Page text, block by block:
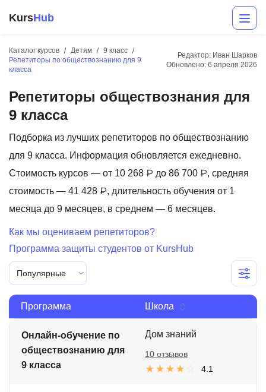
KursHub
Каталог курсов Детям
9 класс
Репетиторы по обществознанию для 9
класса
Редактор: Иван Шарков
Обновлено: 6 апреля 2026
Репетиторы обществознания для
9 класса
Подборка из лучших репетиторов по обществознанию
для 9 класса. Информация обновляется ежедневно.
Стоимость курсов — от 10 268 ₽ до 86 700 ₽, средняя
стоимость — 41 428 ₽, длительность обучения от 1
месяца до 9 месяцев, в среднем — 6 месяцев.
Как мы оцениваем репетиторов?
Программа защиты студентов от KursHub
Популярные
Программа Школа
Онлайн-обучение по
обществознанию для
9 класса
Дом знаний
4.1
10 отзывов
Разработка
Маркетинг
Дизайн
Аналитика
Иностранные языки
Soft Skills
ДПО
Детям